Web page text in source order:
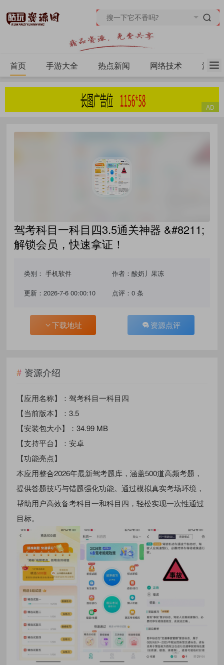
首页 手游大全 热点新闻 网络技术 源码
驾考科目一科目四3.5通关神器 &#8211;
解锁会员，快速拿证！‌
类别：手机软件 作者：酸奶丿果冻
更新：2026-7-6 00:00:10 点评：0 条
下载地址 资源点评
资源介绍
【应用名称】：驾考科目一科目四
【当前版本】：3.5
【安装包大小】：34.99 MB
【支持平台】：安卓
【功能亮点】
本应用整合2026年最新驾考题库，涵盖500道高频考题，
提供答题技巧与错题强化功能。通过模拟真实考场环境，
帮助用户高效备考科目一和科目四，轻松实现一次性通过
目标。